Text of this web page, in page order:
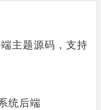
主题源码，支持
统后端